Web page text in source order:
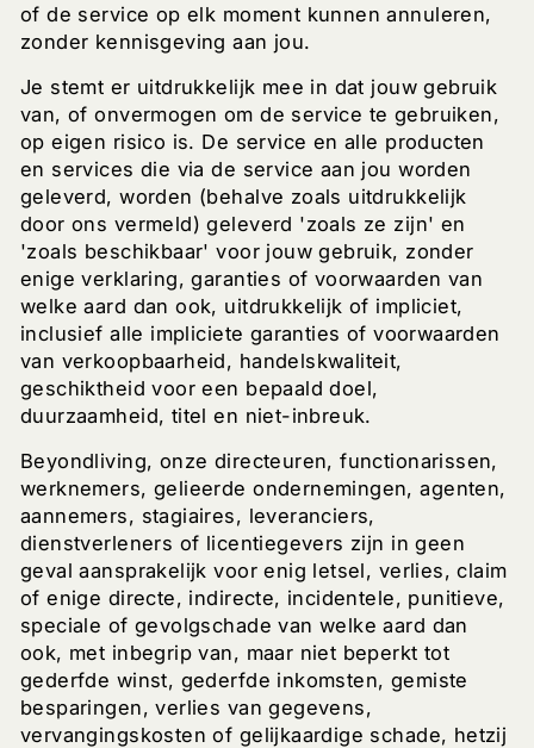
of de service op elk moment kunnen annuleren,
zonder kennisgeving aan jou.
Je stemt er uitdrukkelijk mee in dat jouw gebruik
van, of onvermogen om de service te gebruiken,
op eigen risico is. De service en alle producten
en services die via de service aan jou worden
geleverd, worden (behalve zoals uitdrukkelijk
door ons vermeld) geleverd 'zoals ze zijn' en
'zoals beschikbaar' voor jouw gebruik, zonder
enige verklaring, garanties of voorwaarden van
welke aard dan ook, uitdrukkelijk of impliciet,
inclusief alle impliciete garanties of voorwaarden
van verkoopbaarheid, handelskwaliteit,
geschiktheid voor een bepaald doel,
duurzaamheid, titel en niet-inbreuk.
Beyondliving, onze directeuren, functionarissen,
werknemers, gelieerde ondernemingen, agenten,
aannemers, stagiaires, leveranciers,
dienstverleners of licentiegevers zijn in geen
geval aansprakelijk voor enig letsel, verlies, claim
of enige directe, indirecte, incidentele, punitieve,
speciale of gevolgschade van welke aard dan
ook, met inbegrip van, maar niet beperkt tot
gederfde winst, gederfde inkomsten, gemiste
besparingen, verlies van gegevens,
vervangingskosten of gelijkaardige schade, hetzij